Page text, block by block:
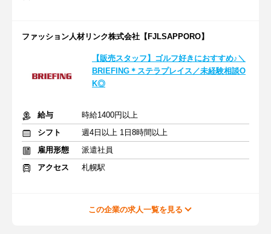
ファッション人材リンク株式会社【FJLSAPPORO】
【販売スタッフ】ゴルフ好きにおすすめ♪＼
BRIEFING＊ステラプレイス／未経験相談O
K◎
給与
時給1400円以上
シフト
週4日以上 1日8時間以上
雇用形態
派遣社員
アクセス
札幌駅
この企業の求人一覧を見る